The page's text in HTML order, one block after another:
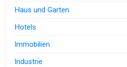
Haus und Garten
Hotels
Immobilien
Industrie